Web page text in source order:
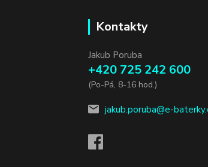
Kontakty
Jakub Poruba
+420 725 242 600
(Po-Pá, 8-16 hod.)
jakub.poruba@e-